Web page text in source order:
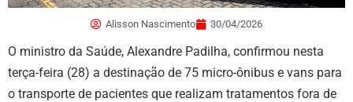
Alisson Nascimento 30/04/2026
O ministro da Saúde, Alexandre Padilha, confirmou nesta
terça-feira (28) a destinação de 75 micro-ônibus e vans para
o transporte de pacientes que realizam tratamentos fora de